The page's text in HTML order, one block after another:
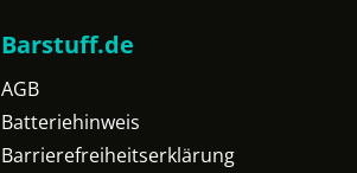
Barstuff.de
AGB
Batteriehinweis
Barrierefreiheitserklärung